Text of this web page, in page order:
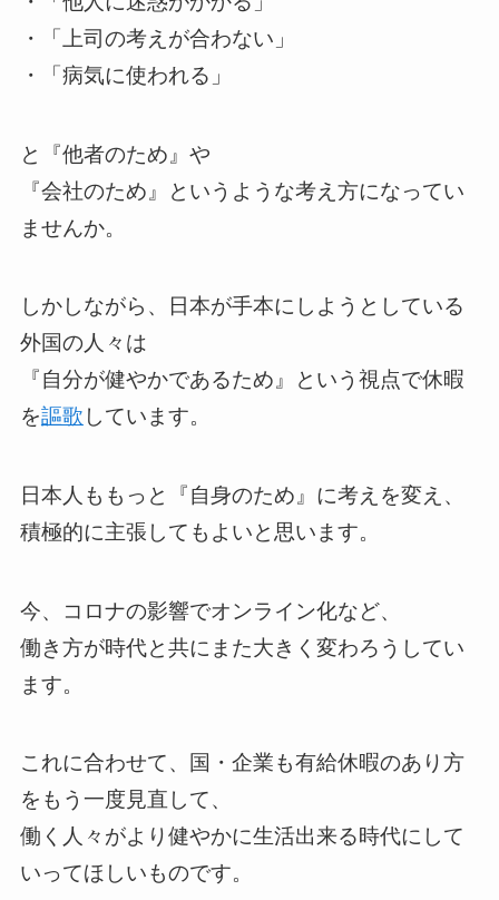
・「上司の考えが合わない」
・「病気に使われる」
と『他者のため』や
『会社のため』というような考え方になってい
ませんか。
しかしながら、日本が手本にしようとしている
外国の人々は
『自分が健やかであるため』という視点で休暇
を謳歌 しています。
日本人ももっと『自身のため』に考えを変え、
積極的に主張してもよいと思います。
今、コロナの影響でオンライン化など、
働き方が時代と共にまた大きく変わろうしてい
ます。
これに合わせて、国・企業も有給休暇のあり方
をもう一度見直して、
働く人々がより健やかに生活出来る時代にして
いってほしいものです。